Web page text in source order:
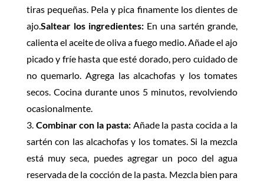
tiras pequeñas. Pela y pica finamente los dientes de
ajo.Saltear los ingredientes:En una sartén grande,
calienta el aceite de oliva a fuego medio. Añade el ajo
picado y fríe hasta que esté dorado, pero cuidado de
no quemarlo. Agrega las alcachofas y los tomates
secos. Cocina durante unos 5 minutos, revolviendo
ocasionalmente.
Combinar con la pasta:Añade la pasta cocida a la
sartén con las alcachofas y los tomates. Si la mezcla
está muy seca, puedes agregar un poco del agua
reservada de la cocción de la pasta. Mezcla bien para